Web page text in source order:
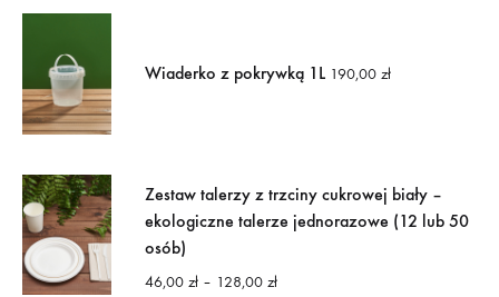
Wiaderko z pokrywką 1L 190,00 zł
Zestaw talerzy z trzciny cukrowej biały –
ekologiczne talerze jednorazowe (12 lub 50
osób)
46,00 zł – 128,00 złZakres